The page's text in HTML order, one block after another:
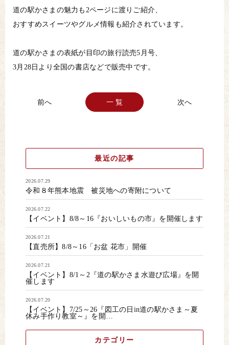
道の駅かさまの魅力も2ページに渡りご紹介、
おすすめスイーツやグルメ情報も紹介されています。
道の駅かさまの表紙が目印の旅行読売5月号、
3月28日より全国の書店などで販売中です。
一 覧
最近の記事
2026.07.29
令和８年熊本地震 被災地への寄附について
2026.07.22
【イベント】8/8～16『おいしいもの市』を開催します
2026.07.21
【直売所】8/8～16「お盆 花市」開催
2026.07.21
【イベント】8/1～2『道の駅かさま水遊び広場』を開
催します
2026.07.20
【イベント】7/25～26『図工の日in道の駅かさま～夏
休み手作り教室～』を開…
カテゴリー